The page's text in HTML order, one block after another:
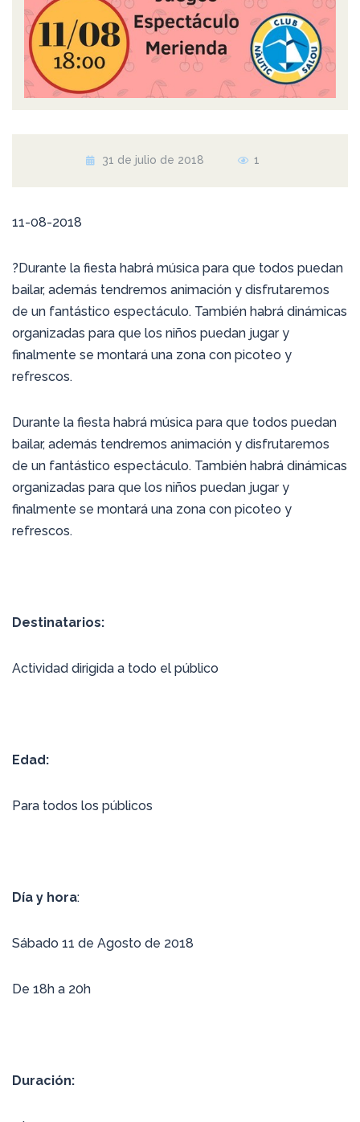
31 de julio de 2018 1
11-08-2018
?Durante la fiesta habrá música para que todos puedan
bailar, además tendremos animación y disfrutaremos
de un fantástico espectáculo. También habrá dinámicas
organizadas para que los niños puedan jugar y
finalmente se montará una zona con picoteo y
refrescos.
Durante la fiesta habrá música para que todos puedan
bailar, además tendremos animación y disfrutaremos
de un fantástico espectáculo. También habrá dinámicas
organizadas para que los niños puedan jugar y
finalmente se montará una zona con picoteo y
refrescos.
Destinatarios:
Actividad dirigida a todo el público
Edad:
Para todos los públicos
Día y hora:
Sábado 11 de Agosto de 2018
De 18h a 20h
Duración: